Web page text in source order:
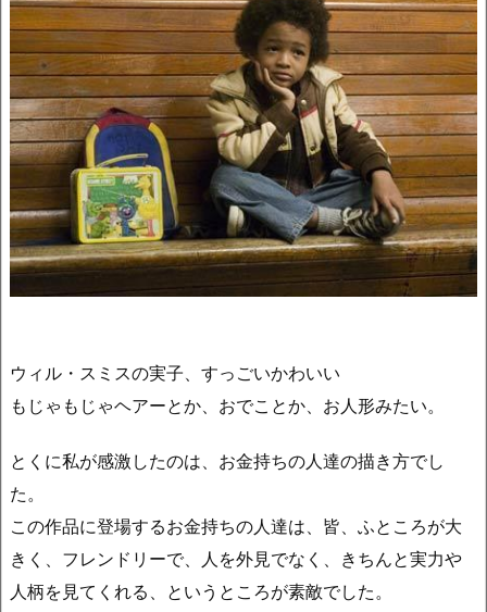
ウィル・スミスの実子、すっごいかわいい
もじゃもじゃヘアーとか、おでことか、お人形みたい。
とくに私が感激したのは、お金持ちの人達の描き方でし
た。
この作品に登場するお金持ちの人達は、皆、ふところが大
きく、フレンドリーで、人を外見でなく、きちんと実力や
人柄を見てくれる、というところが素敵でした。